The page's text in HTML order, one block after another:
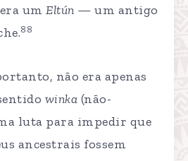
um Eltún — um antigo
88
não era apenas
winka (não-
luta para impedir que
ancestrais fossem